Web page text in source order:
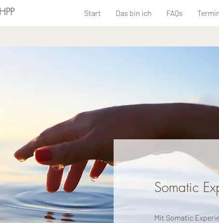
Start Das bin ich FAQs
Somatic
Mit Somatic